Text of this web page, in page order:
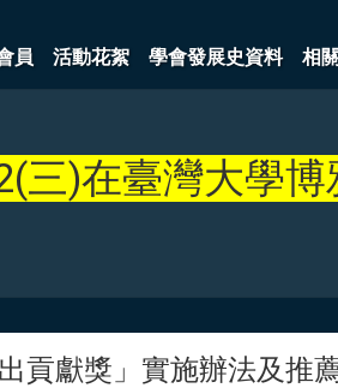
員 活動花絮 學會發展史資料 相
三)在臺灣大學
貢獻獎」實施辦法及推